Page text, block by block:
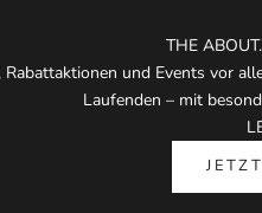
THE
und Events vor
Laufenden – mit